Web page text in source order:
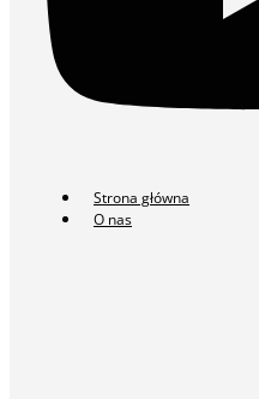
Strona główna
O nas